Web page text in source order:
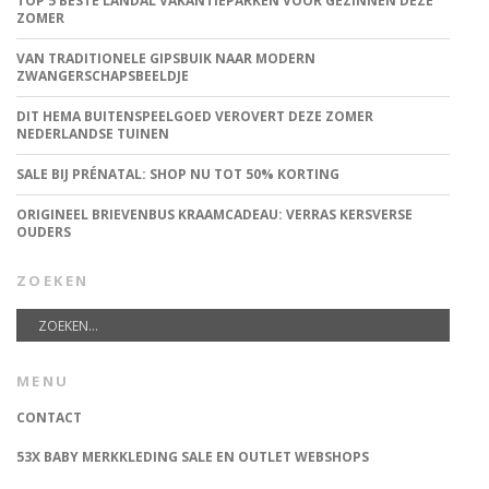
ZOMER
VAN TRADITIONELE GIPSBUIK NAAR MODERN
ZWANGERSCHAPSBEELDJE
DIT HEMA BUITENSPEELGOED VEROVERT DEZE ZOMER
NEDERLANDSE TUINEN
SALE BIJ PRÉNATAL: SHOP NU TOT 50% KORTING
ORIGINEEL BRIEVENBUS KRAAMCADEAU: VERRAS KERSVERSE
OUDERS
ZOEKEN
MENU
CONTACT
53X BABY MERKKLEDING SALE EN OUTLET WEBSHOPS